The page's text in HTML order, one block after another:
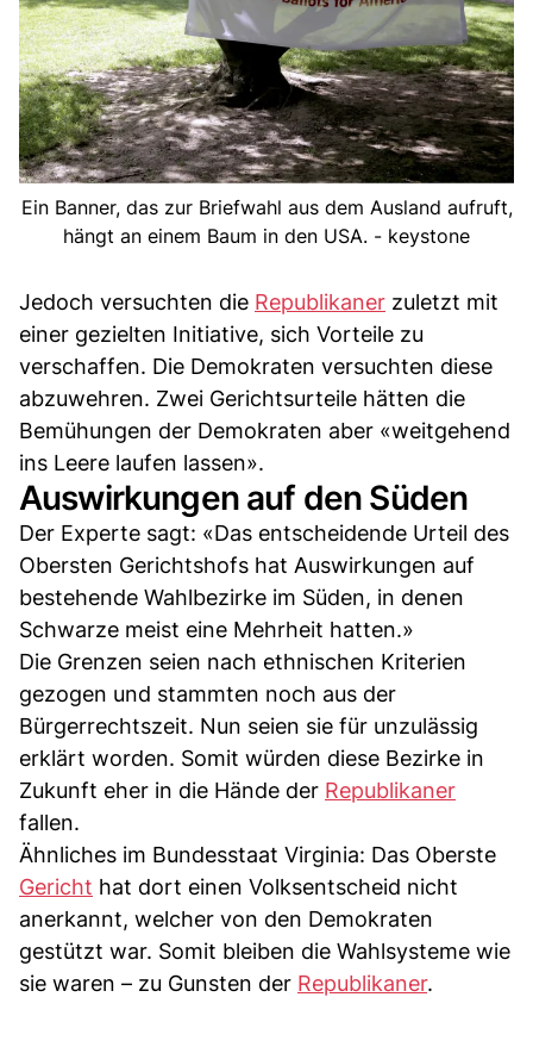
Ein Banner, das zur Briefwahl aus dem Ausland aufruft,
hängt an einem Baum in den USA. - keystone
Jedoch versuchten die Republikaner zuletzt mit
einer gezielten Initiative, sich Vorteile zu
verschaffen. Die Demokraten versuchten diese
abzuwehren. Zwei Gerichtsurteile hätten die
Bemühungen der Demokraten aber «weitgehend
ins Leere laufen lassen».
Auswirkungen auf den Süden
Der Experte sagt: «Das entscheidende Urteil des
Obersten Gerichtshofs hat Auswirkungen auf
bestehende Wahlbezirke im Süden, in denen
Schwarze meist eine Mehrheit hatten.»
Die Grenzen seien nach ethnischen Kriterien
gezogen und stammten noch aus der
Bürgerrechtszeit. Nun seien sie für unzulässig
erklärt worden. Somit würden diese Bezirke in
Zukunft eher in die Hände der Republikaner
fallen.
Ähnliches im Bundesstaat Virginia: Das Oberste
Gericht hat dort einen Volksentscheid nicht
anerkannt, welcher von den Demokraten
gestützt war. Somit bleiben die Wahlsysteme wie
sie waren – zu Gunsten der Republikaner.